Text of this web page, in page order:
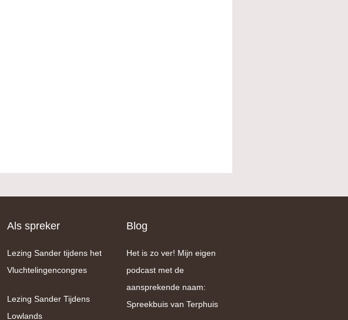
Als spreker
Lezing Sander tijdens het
Vluchtelingencongres
Lezing Sander Tijdens
Lowlands
Blog
Het is zo ver! Mijn eigen
podcast met de
aansprekende naam:
Spreekbuis van Terphuis